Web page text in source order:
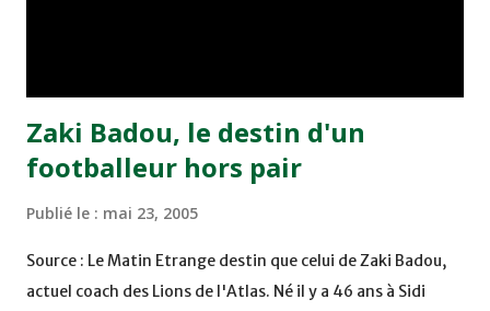
Zaki Badou, le destin d'un
footballeur hors pair
Publié le : mai 23, 2005
Source : Le Matin Etrange destin que celui de Zaki Badou,
actuel coach des Lions de l'Atlas. Né il y a 46 ans à Sidi